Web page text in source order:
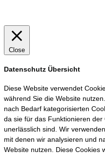
Close
Datenschutz Übersicht
Diese Website verwendet
während Sie die Website
nach Bedarf kategorisierten
da sie für das Funktionieren
unerlässlich sind. Wir
mit denen wir analysieren und
Website nutzen. Diese Cookies